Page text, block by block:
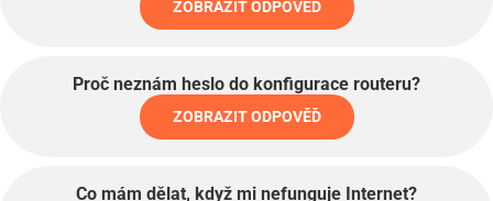
ZOBRAZIT ODPOVĚĎ
Proč neznám heslo do konfigurace routeru?
ZOBRAZIT ODPOVĚĎ
Co mám dělat, když mi nefunguje Internet?